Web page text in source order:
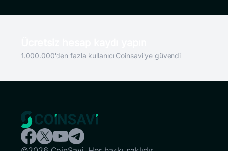
1.000.000'den fazla kullanıcı Coinsavi'ye güvendi